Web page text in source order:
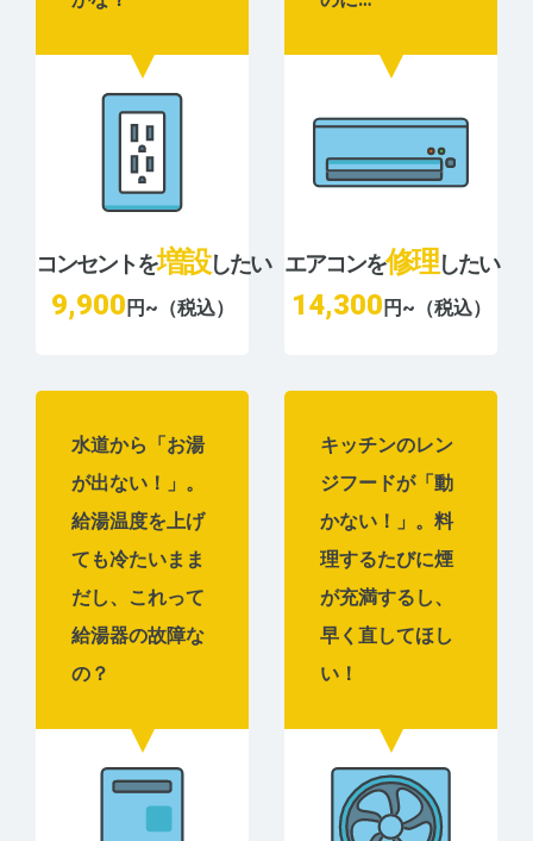
コンセントを増設したい
9,900 円~（税込）
エアコンを修理したい
14,300 円~（税込）
水道から「お湯
が出ない！」。
給湯温度を上げ
ても冷たいまま
だし、これって
給湯器の故障な
の？
キッチンのレン
ジフードが「動
かない！」。料
理するたびに煙
が充満するし、
早く直してほし
い！